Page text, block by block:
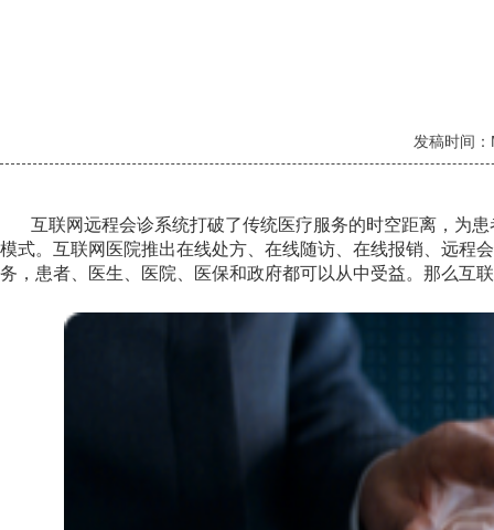
发稿时间
互联网远程会诊系统打破了传统医疗服务的时空距离，为
模式。互联网医院推出在线处方、在线随访、在线报销、远程
务，患者、医生、医院、医保和政府都可以从中受益。那么互